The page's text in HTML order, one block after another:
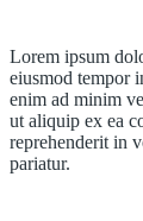
Lorem ipsum
eiusmod tempor
enim ad minim
ut aliquip ex ea
reprehenderit in
pariatur.